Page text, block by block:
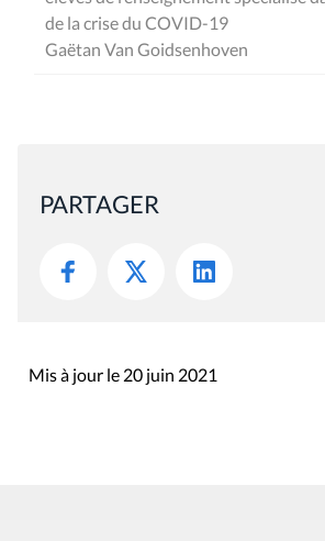
de la crise du COVID-19
Gaëtan Van Goidsenhoven
PARTAGER
Mis à jour le 20 juin 2021